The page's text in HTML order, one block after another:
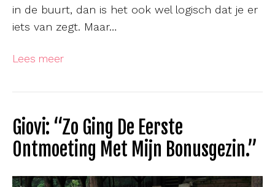
in de buurt, dan is het ook wel logisch dat je er
iets van zegt. Maar…
Lees meer
Giovi: “Zo Ging De Eerste
Ontmoeting Met Mijn Bonusgezin.”